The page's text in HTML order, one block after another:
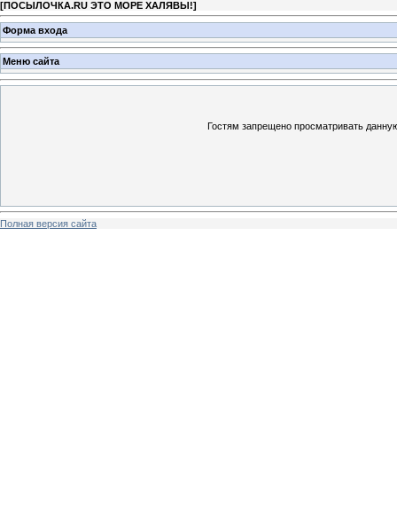
[ПОСЫЛОЧКА.RU ЭТО МОРЕ ХАЛЯВЫ!]
Форма входа
Меню сайта
Гостям запрещено просматривать
Полная версия сайта